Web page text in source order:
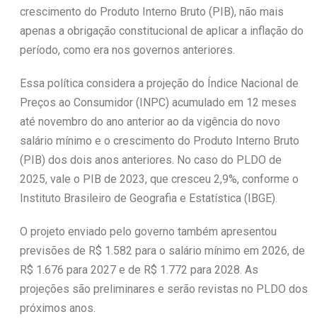
crescimento do Produto Interno Bruto (PIB), não mais
apenas a obrigação constitucional de aplicar a inflação do
período, como era nos governos anteriores.
Essa política considera a projeção do Índice Nacional de
Preços ao Consumidor (INPC) acumulado em 12 meses
até novembro do ano anterior ao da vigência do novo
salário mínimo e o crescimento do Produto Interno Bruto
(PIB) dos dois anos anteriores. No caso do PLDO de
2025, vale o PIB de 2023, que cresceu 2,9%, conforme o
Instituto Brasileiro de Geografia e Estatística (IBGE).
O projeto enviado pelo governo também apresentou
previsões de R$ 1.582 para o salário mínimo em 2026, de
R$ 1.676 para 2027 e de R$ 1.772 para 2028. As
projeções são preliminares e serão revistas no PLDO dos
próximos anos.